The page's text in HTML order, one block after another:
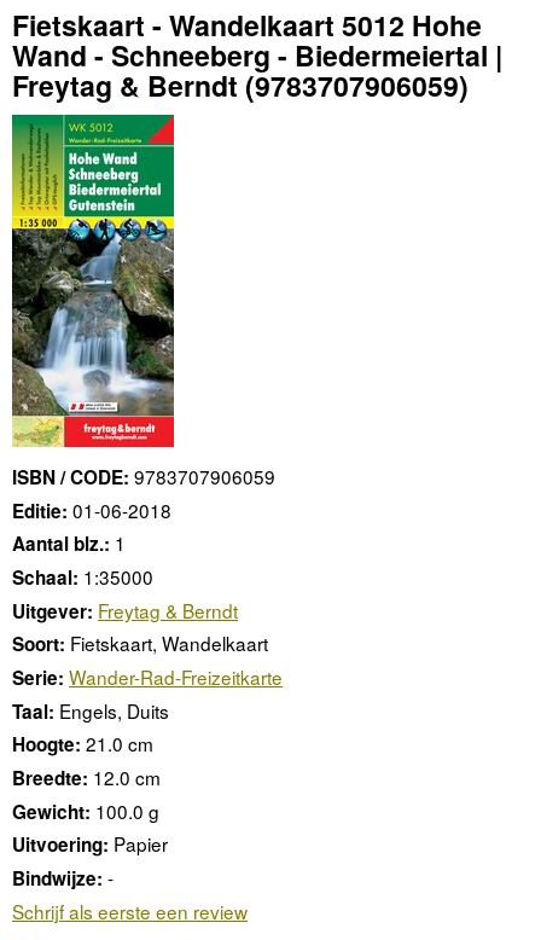
Fietskaart - Wandelkaart 5012 Hohe
Wand - Schneeberg - Biedermeiertal |
Freytag & Berndt (9783707906059)
ISBN / CODE: 9783707906059
Editie: 01-06-2018
Aantal blz.: 1
Schaal: 1:35000
Uitgever: Freytag & Berndt
Soort: Fietskaart, Wandelkaart
Serie: Wander-Rad-Freizeitkarte
Taal: Engels, Duits
Hoogte: 21.0 cm
Breedte: 12.0 cm
Gewicht: 100.0 g
Uitvoering: Papier
Bindwijze: -
Schrijf als eerste een review